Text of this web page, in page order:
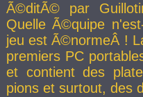
Ã©ditÃ© par
Quelle Ã©quipe
jeu est Ã©normeÂ !
premiers PC
et contient des
pions et surtout, des